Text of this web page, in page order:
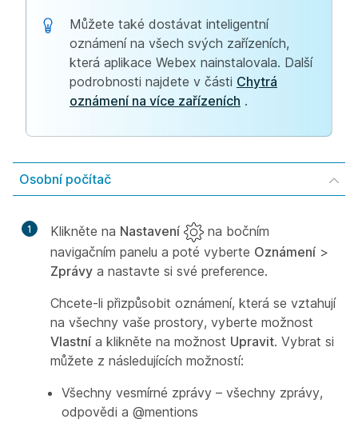
Můžete také dostávat inteligentní
oznámení na všech svých zařízeních,
která aplikace Webex nainstalovala. Další
podrobnosti najdete v části Chytrá
oznámení na více zařízeních .
Osobní počítač
1 Klikněte na Nastavení
na bočním
navigačním panelu a poté vyberte Oznámení >
Zprávy a nastavte si své preference.
Chcete-li přizpůsobit oznámení, která se vztahují
na všechny vaše prostory, vyberte možnost
Vlastní a klikněte na možnost Upravit. Vybrat si
můžete z následujících možností:
Všechny vesmírné zprávy – všechny zprávy,
odpovědi a @mentions